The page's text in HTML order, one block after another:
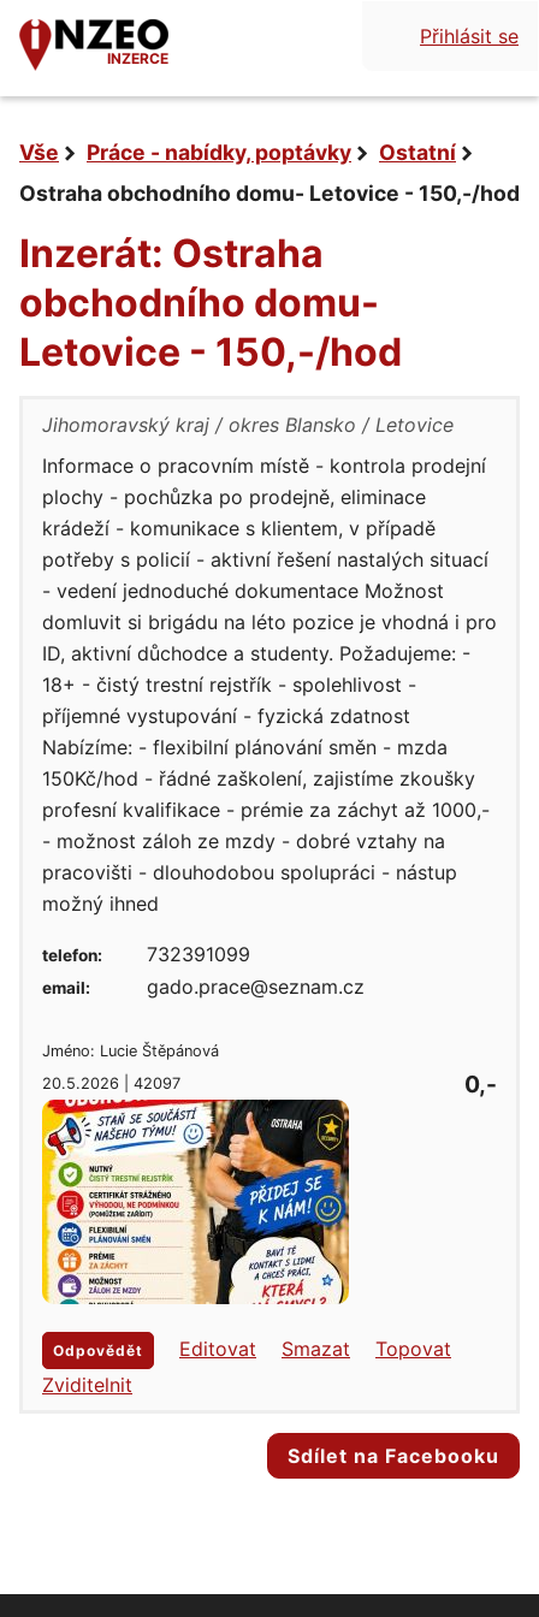
INZERCE
Přihlásit se
Vše Práce - nabídky, poptávky
Ostatní
Ostraha obchodního domu- Letovice - 150,-/hod
Inzerát: Ostraha
obchodního domu-
Letovice - 150,-/hod
Jihomoravský kraj okres Blansko
Letovice
Informace o pracovním místě - kontrola prodejní
plochy - pochůzka po prodejně, eliminace
krádeží - komunikace s klientem, v případě
potřeby s policií - aktivní řešení nastalých situací
- vedení jednoduché dokumentace Možnost
domluvit si brigádu na léto pozice je vhodná i pro
ID, aktivní důchodce a studenty. Požadujeme: -
18+ - čistý trestní rejstřík - spolehlivost -
příjemné vystupování - fyzická zdatnost
Nabízíme: - flexibilní plánování směn - mzda
150Kč/hod - řádné zaškolení, zajistíme zkoušky
profesní kvalifikace - prémie za záchyt až 1000,-
- možnost záloh ze mzdy - dobré vztahy na
pracovišti - dlouhodobou spolupráci - nástup
možný ihned
Jméno: Lucie Štěpánová
20.5.2026 | 42097
0,-
telefon: 732391099
email: gado.prace@seznam.cz
Odpovědět Editovat Smazat
Topovat
Zviditelnit
Sdílet na Facebooku